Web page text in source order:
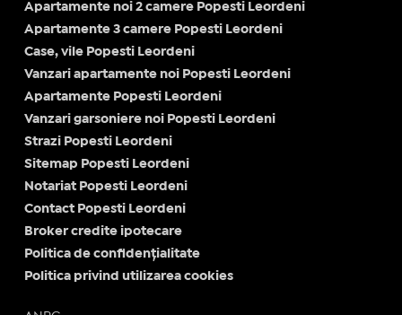
Apartamente noi 2 camere Popesti Leordeni
Apartamente 3 camere Popesti Leordeni
Case, vile Popesti Leordeni
Vanzari apartamente noi Popesti Leordeni
Apartamente Popesti Leordeni
Vanzari garsoniere noi Popesti Leordeni
Strazi Popesti Leordeni
Sitemap Popesti Leordeni
Notariat Popesti Leordeni
Contact Popesti Leordeni
Broker credite ipotecare
Politica de confidențialitate
Politica privind utilizarea cookies